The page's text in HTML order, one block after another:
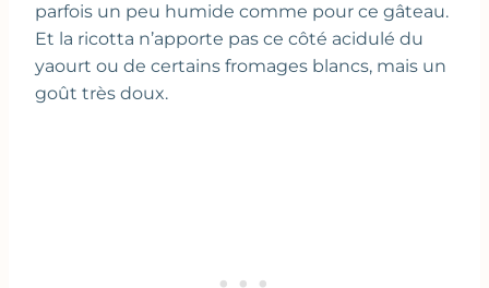
parfois un peu humide comme pour ce gâteau.
Et la ricotta n’apporte pas ce côté acidulé du
yaourt ou de certains fromages blancs, mais un
goût très doux.